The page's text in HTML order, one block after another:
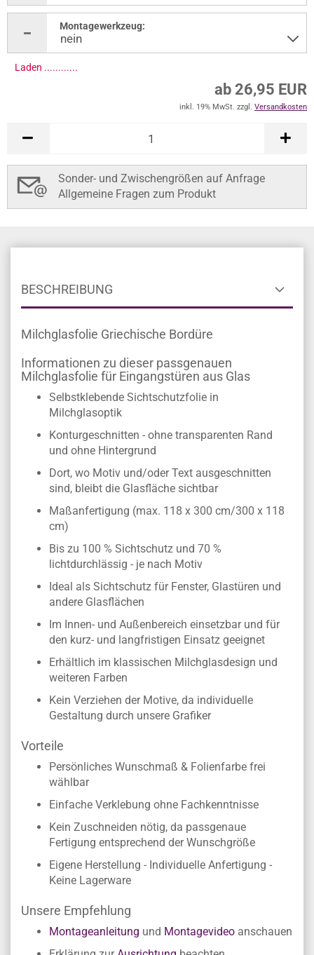
Montagewerkzeug:
Laden .............
ab 26,95 EUR
inkl. 19% MwSt. zzgl. Versandkosten
Sonder- und Zwischengrößen auf Anfrage
Allgemeine Fragen zum Produkt
BESCHREIBUNG
Milchglasfolie Griechische Bordüre
Informationen zu dieser passgenauen
Milchglasfolie für Eingangstüren aus Glas
Selbstklebende Sichtschutzfolie in
Milchglasoptik
Konturgeschnitten - ohne transparenten Rand
und ohne Hintergrund
Dort, wo Motiv und/oder Text ausgeschnitten
sind, bleibt die Glasfläche sichtbar
Maßanfertigung (max. 118 x 300 cm/300 x 118
cm)
Bis zu 100 % Sichtschutz und 70 %
lichtdurchlässig - je nach Motiv
Ideal als Sichtschutz für Fenster, Glastüren und
andere Glasflächen
Im Innen- und Außenbereich einsetzbar und für
den kurz- und langfristigen Einsatz geeignet
Erhältlich im klassischen Milchglasdesign und
weiteren Farben
Kein Verziehen der Motive, da individuelle
Gestaltung durch unsere Grafiker
Vorteile
Persönliches Wunschmaß & Folienfarbe frei
wählbar
Einfache Verklebung ohne Fachkenntnisse
Kein Zuschneiden nötig, da passgenaue
Fertigung entsprechend der Wunschgröße
Eigene Herstellung - Individuelle Anfertigung -
Keine Lagerware
Unsere Empfehlung
Montageanleitung und Montagevideo anschauen